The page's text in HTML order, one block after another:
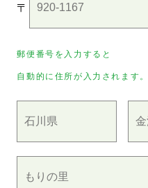
〒
郵便番号を入力すると
自動的に住所が入力されます。